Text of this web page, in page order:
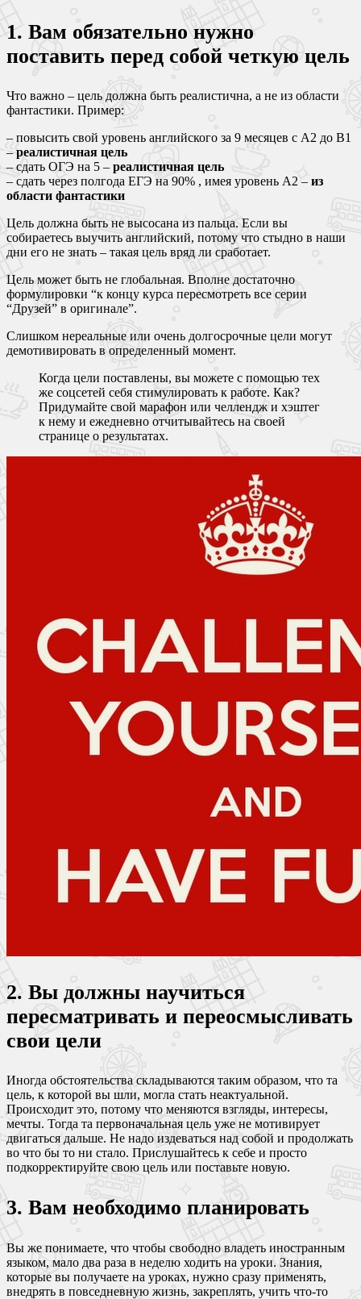
1. Вам обязательно нужно
поставить перед собой четкую цель
Что важно – цель должна быть реалистична, а не из области
фантастики. Пример:
– повысить свой уровень английского за 9 месяцев с А2 до В1
–реалистичная цель
– сдать ОГЭ на 5 – реалистичная цель
– сдать через полгода ЕГЭ на 90% , имея уровень А2 – из
области фантастики
Цель должна быть не высосана из пальца. Если вы
собираетесь выучить английский, потому что стыдно в наши
дни его не знать – такая цель вряд ли сработает.
Цель может быть не глобальная. Вполне достаточно
формулировки “к концу курса пересмотреть все серии
“Друзей” в оригинале”.
Слишком нереальные или очень долгосрочные цели могут
демотивировать в определенный момент.
Когда цели поставлены, вы можете с помощью тех
же соцсетей себя стимулировать к работе. Как?
Придумайте свой марафон или челлендж и хэштег
к нему и ежедневно отчитывайтесь на своей
странице о результатах.
2. Вы должны научиться
пересматривать и переосмысливать
свои цели
Иногда обстоятельства складываются таким образом, что та
цель, к которой вы шли, могла стать неактуальной.
Происходит это, потому что меняются взгляды, интересы,
мечты. Тогда та первоначальная цель уже не мотивирует
двигаться дальше. Не надо издеваться над собой и продолжать
во что бы то ни стало. Прислушайтесь к себе и просто
подкорректируйте свою цель или поставьте новую.
3. Вам необходимо планировать
Вы же понимаете, что чтобы свободно владеть иностранным
языком, мало два раза в неделю ходить на уроки. Знания,
которые вы получаете на уроках, нужно сразу применять,
внедрять в повседневную жизнь, закреплять, учить что-то